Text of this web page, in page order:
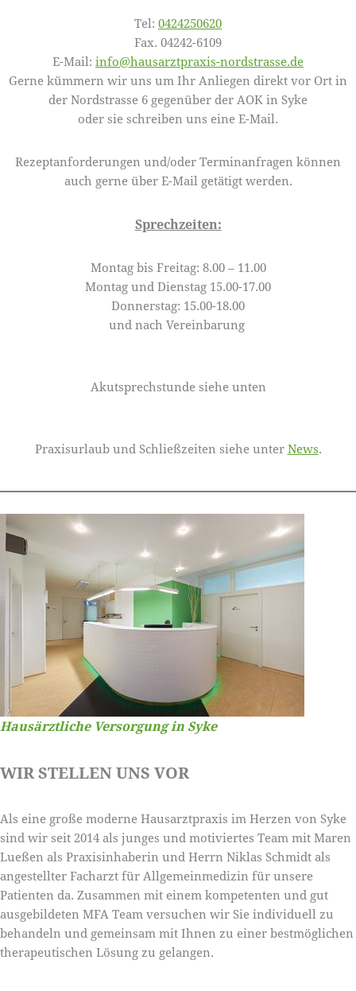
Tel: 0424250620
Fax. 04242-6109
E-Mail: info@hausarztpraxis-nordstrasse.de
Gerne kümmern wir uns um Ihr Anliegen direkt vor Ort in
der Nordstrasse 6 gegenüber der AOK in Syke
oder sie schreiben uns eine E-Mail.
Rezeptanforderungen und/oder Terminanfragen können
auch gerne über E-Mail getätigt werden.
Sprechzeiten:
Montag bis Freitag: 8.00 – 11.00
Montag und Dienstag 15.00-17.00
Donnerstag: 15.00-18.00
und nach Vereinbarung ​
Akutsprechstunde siehe unten
Praxisurlaub und Schließzeiten siehe unter News.
Hausärztliche Versorgung in Syke
WIR STELLEN UNS VOR
Als eine große moderne Hausarztpraxis im Herzen von Syke
sind wir seit 2014 als junges und motiviertes Team mit Maren
Lueßen als Praxisinhaberin und Herrn Niklas Schmidt als
angestellter Facharzt für Allgemeinmedizin für unsere
Patienten da. Zusammen mit einem kompetenten und gut
ausgebildeten MFA Team versuchen wir Sie individuell zu
behandeln und gemeinsam mit Ihnen zu einer bestmöglichen
therapeutischen Lösung zu gelangen.